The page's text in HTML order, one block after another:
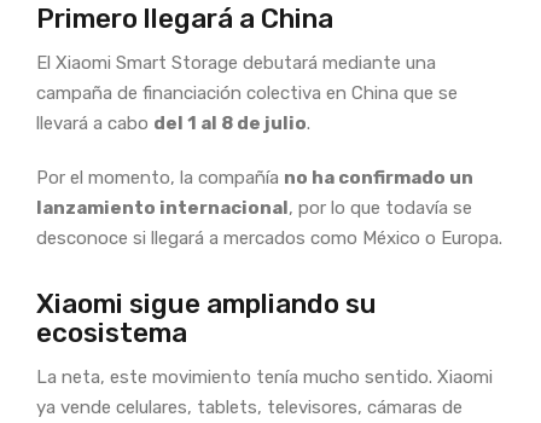
Primero llegará a China
El Xiaomi Smart Storage debutará mediante una
campaña de financiación colectiva en China que se
llevará a cabo del 1 al 8 de julio.
Por el momento, la compañía no ha confirmado un
lanzamiento internacional, por lo que todavía se
desconoce si llegará a mercados como México o Europa.
Xiaomi sigue ampliando su
ecosistema
La neta, este movimiento tenía mucho sentido. Xiaomi
ya vende celulares, tablets, televisores, cámaras de